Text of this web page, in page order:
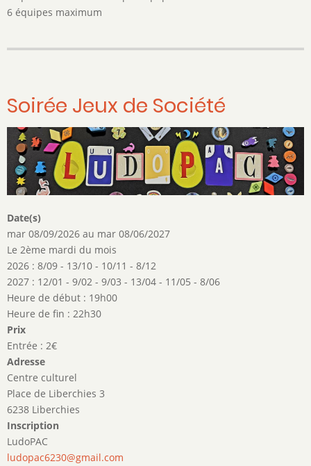
6 équipes maximum
Soirée Jeux de Société
Date(s)
mar 08/09/2026 au mar 08/06/2027
Le 2ème mardi du mois
2026 : 8/09 - 13/10 - 10/11 - 8/12
2027 : 12/01 - 9/02 - 9/03 - 13/04 - 11/05 - 8/06
Heure de début : 19h00
Heure de fin : 22h30
Prix
Entrée : 2€
Adresse
Centre culturel
Place de Liberchies 3
6238 Liberchies
Inscription
LudoPAC
ludopac6230@gmail.com